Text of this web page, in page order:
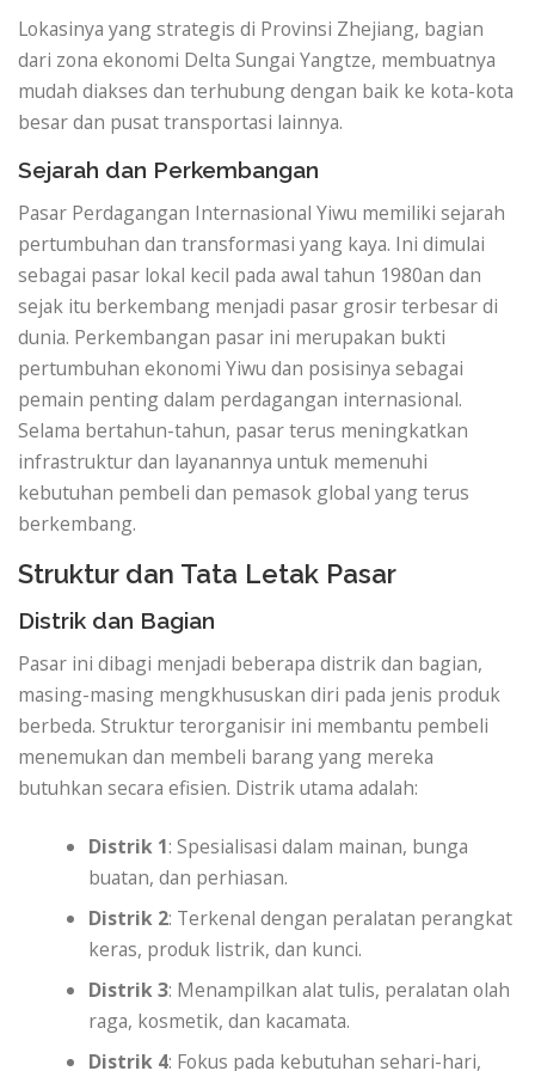
Lokasinya yang strategis di Provinsi Zhejiang, bagian
dari zona ekonomi Delta Sungai Yangtze, membuatnya
mudah diakses dan terhubung dengan baik ke kota-kota
besar dan pusat transportasi lainnya.
Sejarah dan Perkembangan
Pasar Perdagangan Internasional Yiwu memiliki sejarah
pertumbuhan dan transformasi yang kaya. Ini dimulai
sebagai pasar lokal kecil pada awal tahun 1980an dan
sejak itu berkembang menjadi pasar grosir terbesar di
dunia. Perkembangan pasar ini merupakan bukti
pertumbuhan ekonomi Yiwu dan posisinya sebagai
pemain penting dalam perdagangan internasional.
Selama bertahun-tahun, pasar terus meningkatkan
infrastruktur dan layanannya untuk memenuhi
kebutuhan pembeli dan pemasok global yang terus
berkembang.
Struktur dan Tata Letak Pasar
Distrik dan Bagian
Pasar ini dibagi menjadi beberapa distrik dan bagian,
masing-masing mengkhususkan diri pada jenis produk
berbeda. Struktur terorganisir ini membantu pembeli
menemukan dan membeli barang yang mereka
butuhkan secara efisien. Distrik utama adalah:
Distrik 1: Spesialisasi dalam mainan, bunga
buatan, dan perhiasan.
Distrik 2: Terkenal dengan peralatan perangkat
keras, produk listrik, dan kunci.
Distrik 3: Menampilkan alat tulis, peralatan olah
raga, kosmetik, dan kacamata.
Distrik 4: Fokus pada kebutuhan sehari-hari,